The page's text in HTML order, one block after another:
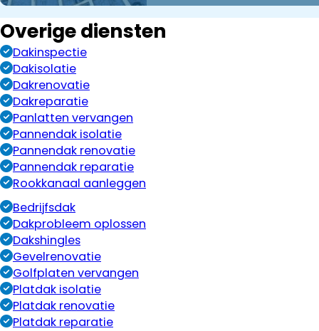
Overige diensten
Dakinspectie
Dakisolatie
Dakrenovatie
Dakreparatie
Panlatten vervangen
Pannendak isolatie
Pannendak renovatie
Pannendak reparatie
Rookkanaal aanleggen
Bedrijfsdak
Dakprobleem oplossen
Dakshingles
Gevelrenovatie
Golfplaten vervangen
Platdak isolatie
Platdak renovatie
Platdak reparatie